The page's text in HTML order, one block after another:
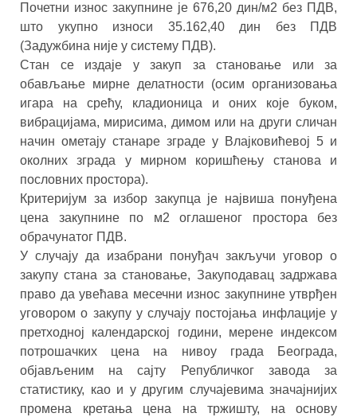
Почетни износ закупнине је 676,20 дин/м2 без ПДВ,
што укупно износи 35.162,40 дин без ПДВ
(Задужбина није у систему ПДВ).
Стан се издаје у закуп за становање или за
обављање мирне делатности (осим организовања
игара на срећу, кладионица и оних које буком,
вибрацијама, мирисима, димом или на други сличан
начин ометају станаре зграде у Влајковићевој 5 и
околних зграда у мирном коришћењу станова и
пословних простора).
Критеријум за избор закупца је највиша понуђена
цена закупнине по м2 оглашеног простора без
обрачунатог ПДВ.
У случају да изабрани понуђач закључи уговор о
закупу стана за становање, Закуподавац задржава
право да увећава месечни износ закупнине утврђен
уговором о закупу у случају постојања инфлације у
претходној календарској години, мерене индексом
потрошачких цена на нивоу града Београда,
објављеним на сајту Републичког завода за
статистику, као и у другим случајевима значајнијих
промена кретања цена на тржишту, на основу